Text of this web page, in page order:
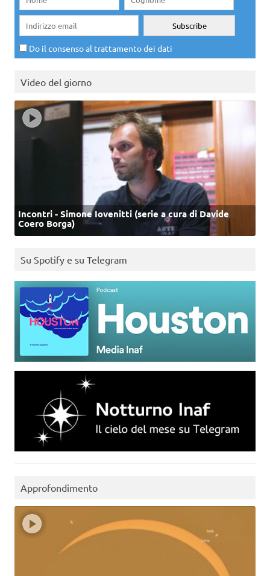
Do il consenso al trattamento dei dati
Video del giorno
Incontri - Simone Iovenitti (serie a cura di Davide
Coero Borga)
Su Spotify e su Telegram
Approfondimento